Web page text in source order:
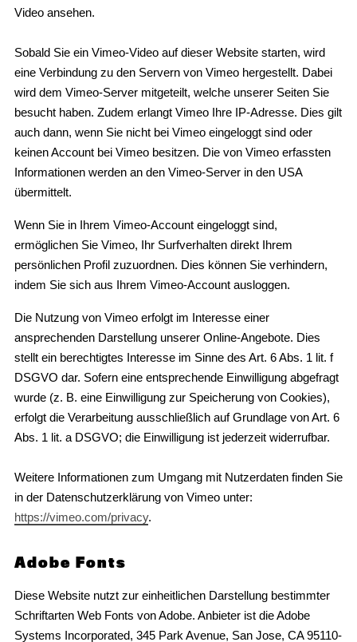
Video ansehen.
Sobald Sie ein Vimeo-Video auf dieser Website starten, wird
eine Verbindung zu den Servern von Vimeo hergestellt. Dabei
wird dem Vimeo-Server mitgeteilt, welche unserer Seiten Sie
besucht haben. Zudem erlangt Vimeo Ihre IP-Adresse. Dies gilt
auch dann, wenn Sie nicht bei Vimeo eingeloggt sind oder
keinen Account bei Vimeo besitzen. Die von Vimeo erfassten
Informationen werden an den Vimeo-Server in den USA
übermittelt.
Wenn Sie in Ihrem Vimeo-Account eingeloggt sind,
ermöglichen Sie Vimeo, Ihr Surfverhalten direkt Ihrem
persönlichen Profil zuzuordnen. Dies können Sie verhindern,
indem Sie sich aus Ihrem Vimeo-Account ausloggen.
Die Nutzung von Vimeo erfolgt im Interesse einer
ansprechenden Darstellung unserer Online-Angebote. Dies
stellt ein berechtigtes Interesse im Sinne des Art. 6 Abs. 1 lit. f
DSGVO dar. Sofern eine entsprechende Einwilligung abgefragt
wurde (z. B. eine Einwilligung zur Speicherung von Cookies),
erfolgt die Verarbeitung ausschließlich auf Grundlage von Art. 6
Abs. 1 lit. a DSGVO; die Einwilligung ist jederzeit widerrufbar.
Weitere Informationen zum Umgang mit Nutzerdaten finden Sie
in der Datenschutzerklärung von Vimeo unter:
https://vimeo.com/privacy.
Adobe Fonts
Diese Website nutzt zur einheitlichen Darstellung bestimmter
Schriftarten Web Fonts von Adobe. Anbieter ist die Adobe
Systems Incorporated, 345 Park Avenue, San Jose, CA 95110-